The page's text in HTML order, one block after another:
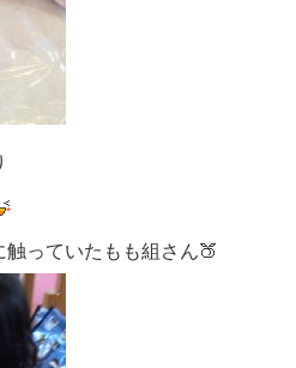
っていたもも組さん🍑